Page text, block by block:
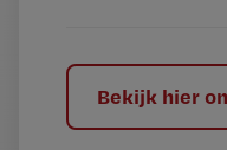
Bekijk hier